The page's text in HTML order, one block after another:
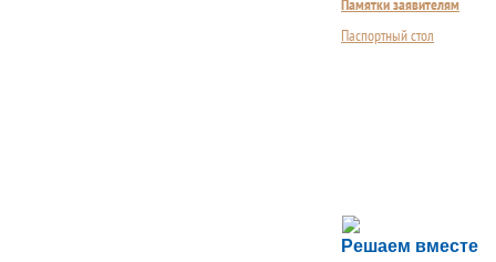
Памятки заявителям
Паспортный стол
Решаем вместе
Сложности с
Сообщите об этом